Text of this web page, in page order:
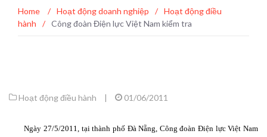
Home / Hoạt động doanh nghiệp / Hoạt động điều
hành
/ Công đoàn Điện lực Việt Nam kiểm tra
Hoạt động điều hành | 01/06/2011
Ngày 27/5/2011, tại thành phố Đà Nẵng, Công đoàn Điện lực Việt Nam